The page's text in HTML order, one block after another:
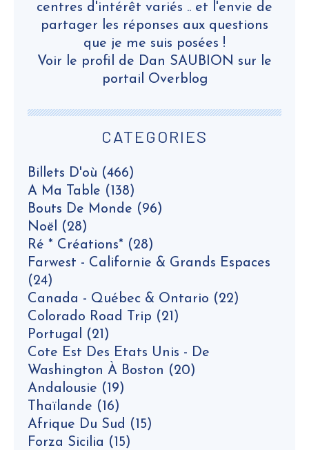
CATEGORIES
Billets D'où (466)
A Ma Table (138)
Bouts De Monde (96)
Noël (28)
Ré * Créations* (28)
Farwest - Californie & Grands Espaces
(24)
Canada - Québec & Ontario (22)
Colorado Road Trip (21)
Portugal (21)
Cote Est Des Etats Unis - De
Washington À Boston (20)
Andalousie (19)
Thaïlande (16)
Afrique Du Sud (15)
Forza Sicilia (15)
centres d'intérêt variés .. et l'envie de
partager les réponses aux questions
que je me suis posées !
Voir le profil de Dan SAUBION sur le
portail Overblog